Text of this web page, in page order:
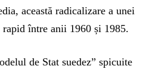
această radicalizare a unei
între anii 1960 și 1985.
de Stat suedez” spicuite